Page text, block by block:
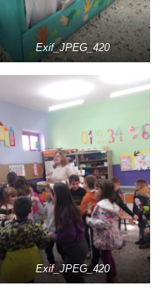
Exif_JPEG_420
Exif_JPEG_420